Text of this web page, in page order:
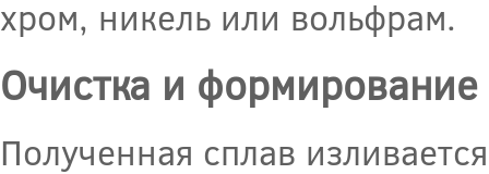
хром, никель или вольфрам.
Очистка и формирование
Полученная сплав